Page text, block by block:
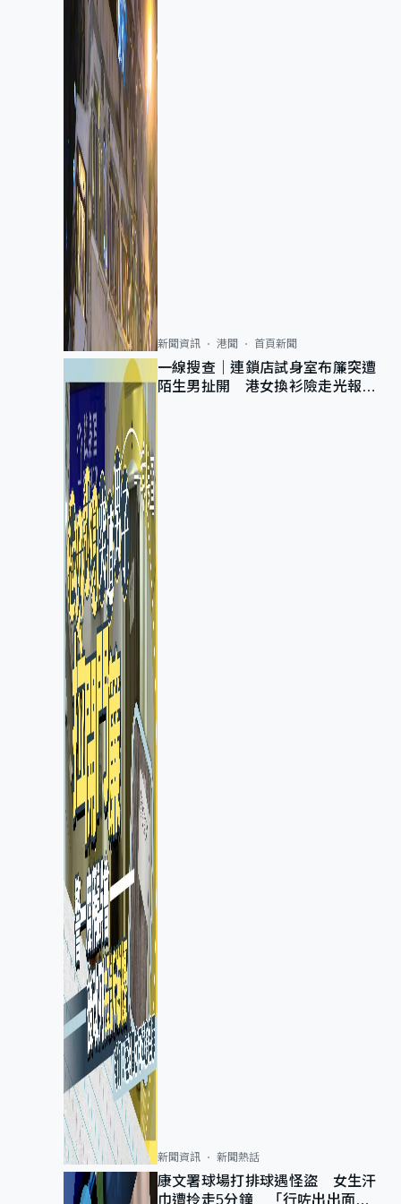
新聞資訊 港聞 首頁新聞
一線搜查｜連鎖店試身室布簾突遭
陌生男扯開 港女換衫險走光報
新聞資訊 新聞熱話
康文署球場打排球遇怪盜 女生汗
巾遭拎走5分鐘 「行咗出出面唔